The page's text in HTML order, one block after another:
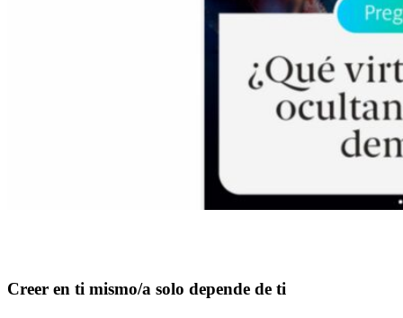
Creer en ti mismo/a solo depende de ti